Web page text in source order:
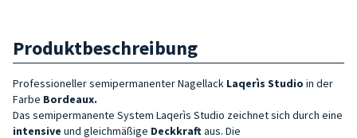
Produktbeschreibung
Professioneller semipermanenter Nagellack Laqerìs Studio in der
Farbe Bordeaux.
Das semipermanente System Laqerìs Studio zeichnet sich durch eine
intensive und gleichmäßige Deckkraftaus. Die